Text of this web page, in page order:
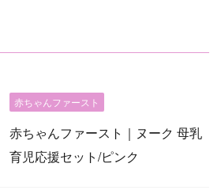
赤ちゃんファースト
赤ちゃんファースト｜ヌーク 母乳
育児応援セット/ピンク